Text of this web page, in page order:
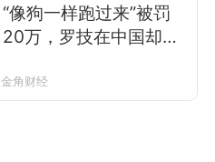
“像狗一样跑过来”被罚
20万，罗技在中国却卖
金角财经